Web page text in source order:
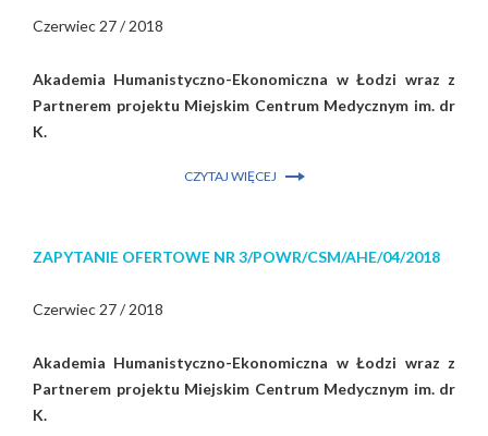
Czerwiec 27 / 2018
Akademia Humanistyczno-Ekonomiczna w Łodzi wraz z
Partnerem projektu Miejskim Centrum Medycznym im. dr
K.
CZYTAJ WIĘCEJ
ZAPYTANIE OFERTOWE NR 3/POWR/CSM/AHE/04/2018
Czerwiec 27 / 2018
Akademia Humanistyczno-Ekonomiczna w Łodzi wraz z
Partnerem projektu Miejskim Centrum Medycznym im. dr
K.